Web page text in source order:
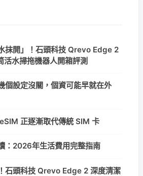
抹開」！石頭科技 Qrevo Edge 2
水掃拖機器人開箱評測
個設定沒關，個資可能早就在外
正逐漸取代傳統 SIM 卡
：2026年生活費用完整指南
石頭科技 Qrevo Edge 2 深度清潔